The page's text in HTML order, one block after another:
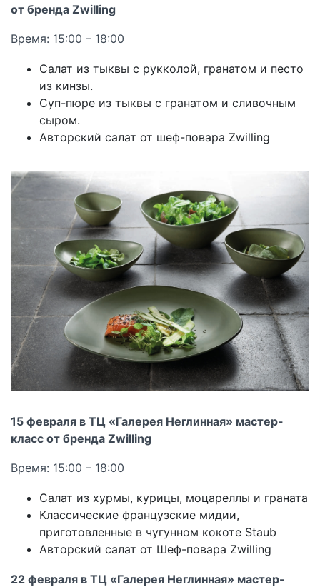
от бренда Zwilling
Время: 15:00 – 18:00
Салат из тыквы с рукколой, гранатом и песто
из кинзы.
Суп-пюре из тыквы с гранатом и сливочным
сыром.
Авторский салат от шеф-повара Zwilling
15 февраля в ТЦ «Галерея Неглинная» мастер-
класс от бренда Zwilling
Время: 15:00 – 18:00
Салат из хурмы, курицы, моцареллы и граната
Классические французские мидии,
приготовленные в чугунном кокоте Staub
Авторский салат от Шеф-повара Zwilling
22 февраля в ТЦ «Галерея Неглинная» мастер-